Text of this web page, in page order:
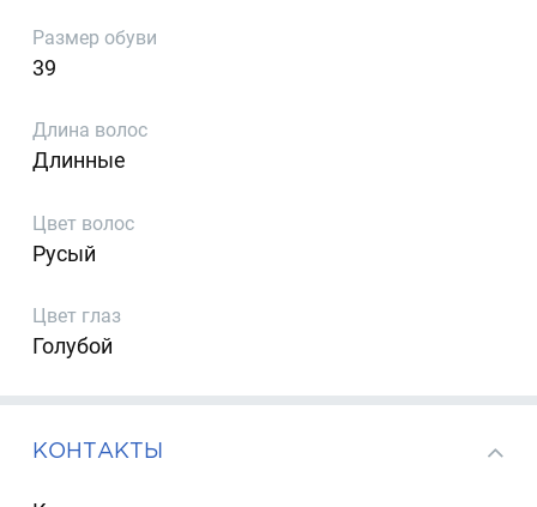
Размер обуви
39
Длина волос
Длинные
Цвет волос
Русый
Цвет глаз
Голубой
КОНТАКТЫ